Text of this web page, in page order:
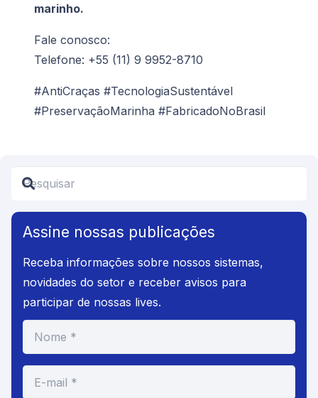
marinho.
Fale conosco:
Telefone: +55 (11) 9 9952-8710
#AntiCraças #TecnologiaSustentável
#PreservaçãoMarinha #FabricadoNoBrasil
Assine nossas publicações
Receba informações sobre nossos sistemas,
novidades do setor e receber avisos para
participar de nossas lives.